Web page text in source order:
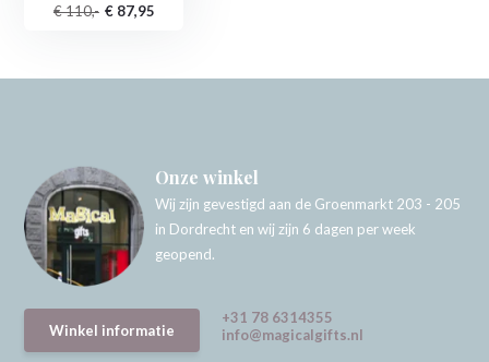
€ 110,- € 87,95
Onze winkel
Wij zijn gevestigd aan de Groenmarkt 203 - 205
in Dordrecht en wij zijn 6 dagen per week
geopend.
Winkel informatie
+31 78 6314355
info@magicalgifts.nl